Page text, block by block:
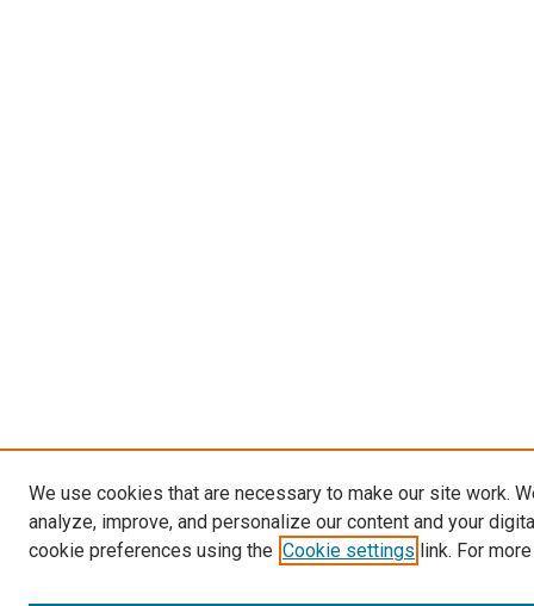
We use cookies that are necessary to make our site work.
analyze, improve, and personalize our content and your
cookie preferences using the Cookie settings link. For